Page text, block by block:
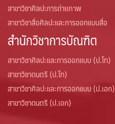
สาขาวิชาศิลปะการถ่ายภาพ
สาขาวิชาสื่อศิลปะและการออกแบบสื่อ
สำนักวิชาการบัณฑิต
สาขาวิชาศิลปะและการออกแบบ (ป.โท)
สาขาวิชาดนตรี (ป.โท)
สาขาวิชาศิลปะและการออกแบบ (ป.เอก)
สาขาวิชาดนตรี (ป.เอก)